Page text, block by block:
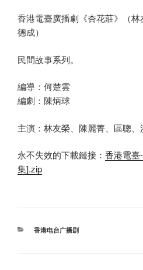
香港電臺廣播劇《杏花莊》（
德成）
民間故事系列。
編導：何楚雲
編劇：陳炳球
主演：林友榮、陳麗菁、區聰、
永不失效的下載鏈接： 香港電臺
集].zip
分
香港电台广播剧